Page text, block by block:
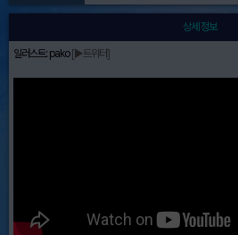
상세 정보
일러스트: pako[▶트위터]